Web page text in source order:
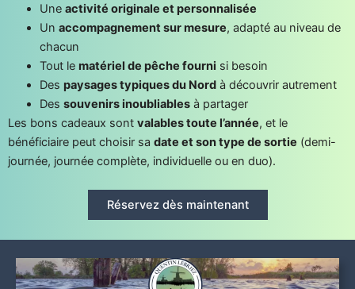
Une activité originale et personnalisée
Un accompagnement sur mesure, adapté au niveau de
chacun
Tout le matériel de pêche fourni si besoin
Des paysages typiques du Nord à découvrir autrement
Des souvenirs inoubliables à partager
Les bons cadeaux sont valables toute l’année, et le
bénéficiaire peut choisir sa date et son type de sortie (demi-
journée, journée complète, individuelle ou en duo).
Réservez dès maintenant